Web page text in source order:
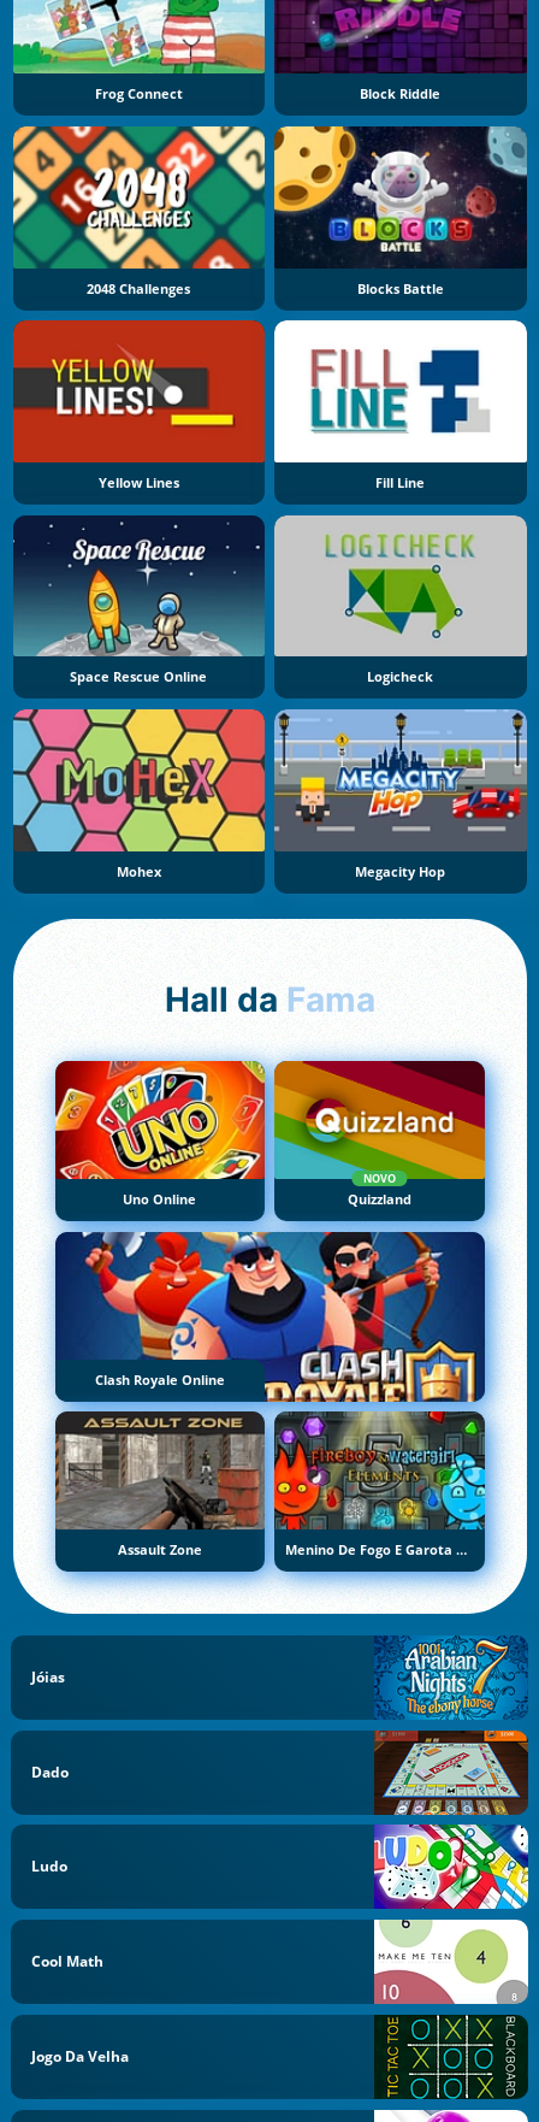
Frog Connect Block Riddle
2048 Challenges Blocks Battle
Yellow Lines Fill Line
Space Rescue Online Logicheck
Mohex Megacity Hop
Hall da Fama
Uno Online
NOVO
Quizzland
Clash Royale Online
Assault Zone Menino De Fogo E Garota De Água 5: Elementos
Jóias
Dado
Ludo
Cool Math
Jogo Da Velha